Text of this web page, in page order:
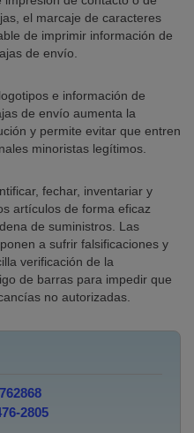
el marcaje de caracteres
de imprimir información de
de envío.
e información de
de envío aumenta la
y permite evitar que entren
minoristas legítimos.
fechar, inventariar y
artículos de forma eficaz
de suministros. Las
a sufrir falsificaciones y
verificación de la
de barras para impedir que
no autorizadas.
2805